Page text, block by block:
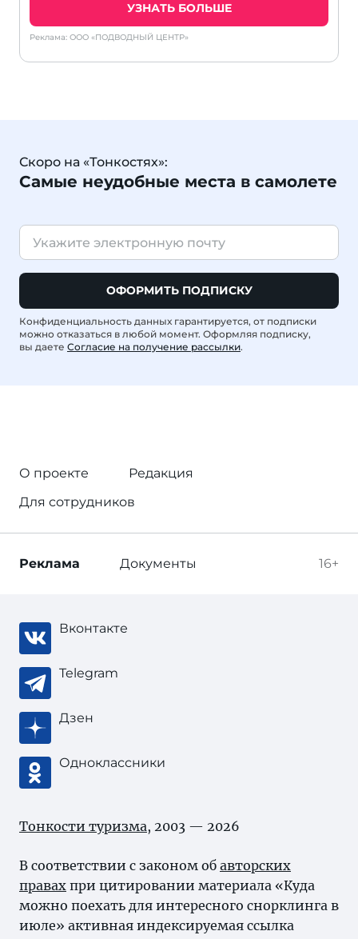
УЗНАТЬ БОЛЬШЕ
Реклама: ООО «ПОДВОДНЫЙ ЦЕНТР»
Скоро на «Тонкостях»:
Самые неудобные места в самолете
ОФОРМИТЬ ПОДПИСКУ
Конфиденциальность данных гарантируется, от подписки
можно отказаться в любой момент. Оформляя подписку,
вы даете Согласие на получение рассылки.
О проекте
Редакция
Для сотрудников
16+
Реклама Документы
Вконтакте
Telegram
Дзен
Одноклассники
Тонкости туризма, 2003 — 2026
В соответствии с законом об авторских
правах при цитировании материала «Куда
можно поехать для интересного снорклинга в
июле» активная индексируемая ссылка